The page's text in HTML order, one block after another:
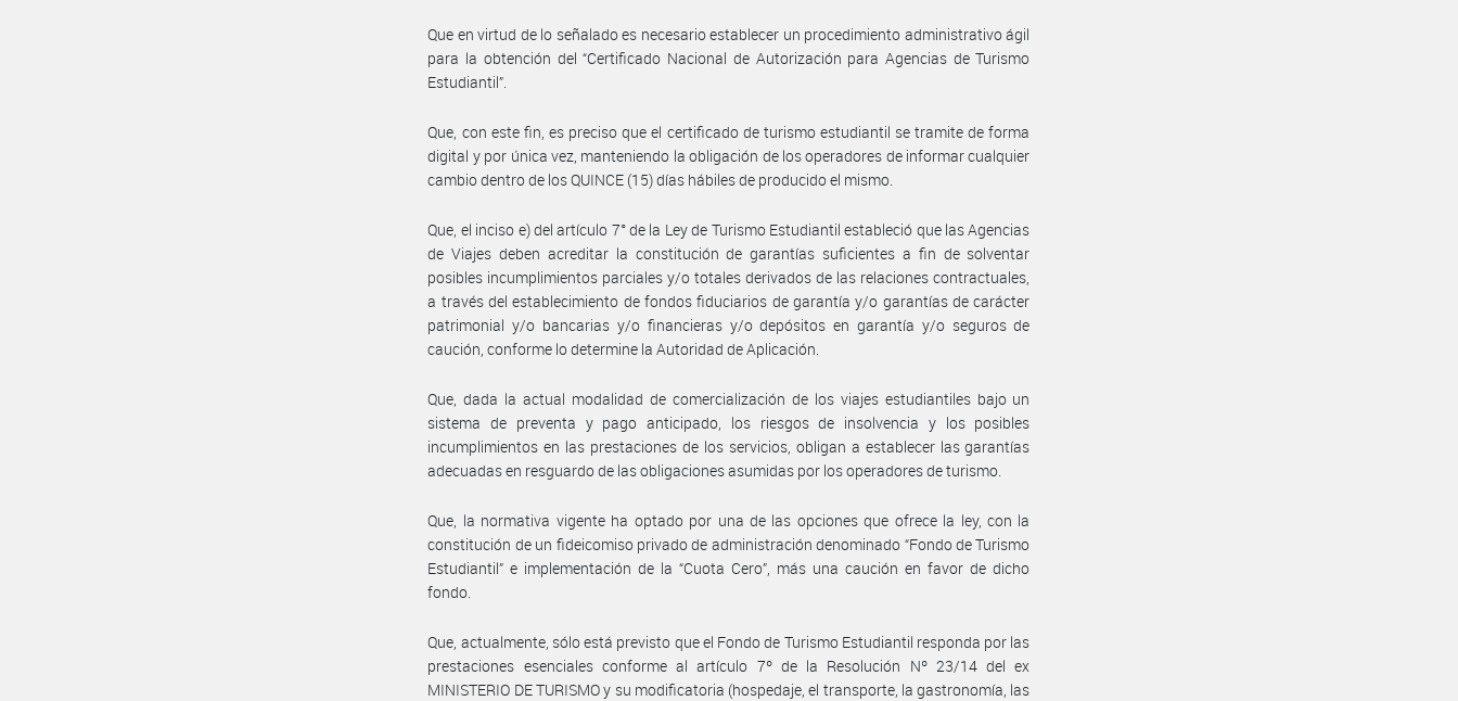
Que en virtud de lo señalado es necesario establecer un procedimiento administrativo ágil
para la obtención del “Certificado Nacional de Autorización para Agencias de Turismo
Estudiantil”.
Que, con este fin, es preciso que el certificado de turismo estudiantil se tramite de forma
digital y por única vez, manteniendo la obligación de los operadores de informar cualquier
cambio dentro de los QUINCE (15) días hábiles de producido el mismo.
Que, el inciso e) del artículo 7° de la Ley de Turismo Estudiantil estableció que las Agencias
de Viajes deben acreditar la constitución de garantías suficientes a fin de solventar
posibles incumplimientos parciales y/o totales derivados de las relaciones contractuales,
a través del establecimiento de fondos fiduciarios de garantía y/o garantías de carácter
patrimonial y/o bancarias y/o financieras y/o depósitos en garantía y/o seguros de
caución, conforme lo determine la Autoridad de Aplicación.
Que, dada la actual modalidad de comercialización de los viajes estudiantiles bajo un
sistema de preventa y pago anticipado, los riesgos de insolvencia y los posibles
incumplimientos en las prestaciones de los servicios, obligan a establecer las garantías
adecuadas en resguardo de las obligaciones asumidas por los operadores de turismo.
Que, la normativa vigente ha optado por una de las opciones que ofrece la ley, con la
constitución de un fideicomiso privado de administración denominado “Fondo de Turismo
Estudiantil” e implementación de la “Cuota Cero”, más una caución en favor de dicho
fondo.
Que, actualmente, sólo está previsto que el Fondo de Turismo Estudiantil responda por las
prestaciones esenciales conforme al artículo 7º de la Resolución Nº 23/14 del ex
MINISTERIO DE TURISMO y su modificatoria (hospedaje, el transporte, la gastronomía, las